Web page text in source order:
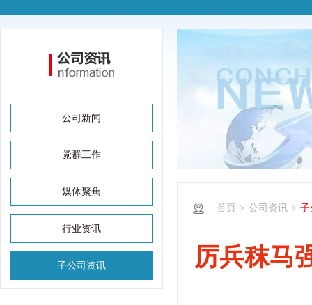
公司新闻
党群工作
媒体聚焦
行业资讯
子公司资讯
首页 > 公司资讯 > 子
厉兵秣马